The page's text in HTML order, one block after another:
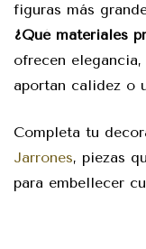
figuras más
¿Qué materiales
ofrecen
aportan calidez o
Completa tu
Jarrones, piezas
para embellecer